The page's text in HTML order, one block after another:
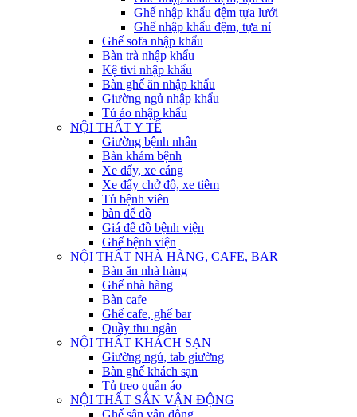
Ghế nhập khẩu đệm tựa lưới
Ghế nhập khẩu đệm, tựa nỉ
Ghế sofa nhập khẩu
Bàn trà nhập khẩu
Kệ tivi nhập khẩu
Bàn ghế ăn nhập khẩu
Giường ngủ nhập khẩu
Tủ áo nhập khẩu
NỘI THẤT Y TẾ
Giường bệnh nhân
Bàn khám bệnh
Xe đẩy, xe cáng
Xe đẩy chở đồ, xe tiêm
Tủ bệnh viên
bàn để đồ
Giá để đồ bệnh viện
Ghế bệnh viện
NỘI THẤT NHÀ HÀNG, CAFE, BAR
Bàn ăn nhà hàng
Ghế nhà hàng
Bàn cafe
Ghế cafe, ghế bar
Quầy thu ngân
NỘI THẤT KHÁCH SẠN
Giường ngủ, tab giường
Bàn ghế khách sạn
Tủ treo quần áo
NỘI THẤT SÂN VẬN ĐỘNG
Ghế sân vận động